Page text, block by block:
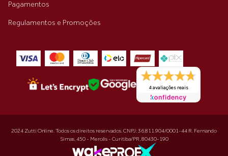
Pagamentos
Regulamentos e Promoções
4 avaliações reais
2024 Zutti Online. Todos os direitos reservados. CNPJ: 36.811.904/0001-44 R. Fernando
Simas, 450 - Mercês - Curitiba/PR, 80430-190